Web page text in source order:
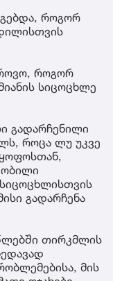
როგორ
როგორ
სიცოცხლე
გადარჩენილი
როცა ლუ უკვე
გადარჩენა
თირკმლის
მის